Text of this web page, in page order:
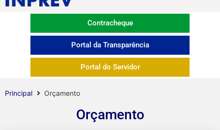
Contracheque
Portal da Transparência
Portal do Servidor
Principal Orçamento
Orçamento